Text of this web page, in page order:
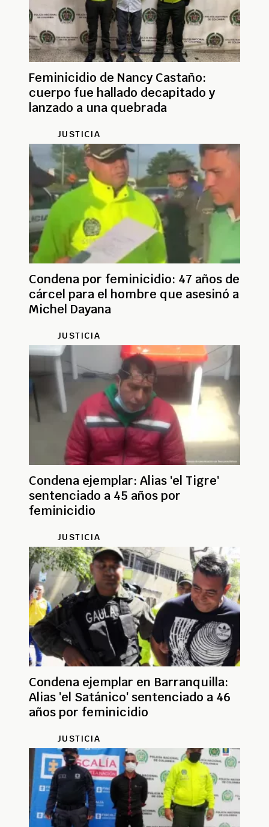
Feminicidio de Nancy Castaño:
cuerpo fue hallado decapitado y
lanzado a una quebrada
JUSTICIA
Condena por feminicidio: 47 años de
cárcel para el hombre que asesinó a
Michel Dayana
JUSTICIA
Condena ejemplar: Alias 'el Tigre'
sentenciado a 45 años por
feminicidio
JUSTICIA
Condena ejemplar en Barranquilla:
Alias 'el Satánico' sentenciado a 46
años por feminicidio
JUSTICIA